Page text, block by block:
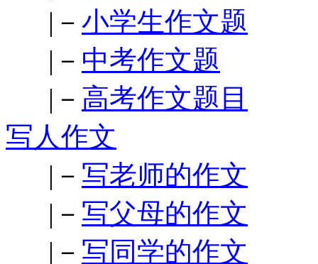
|－ 小学生作文题
|－ 中考作文题
|－ 高考作文题目
写人作文
|－ 写老师的作文
|－ 写父母的作文
|－ 写同学的作文